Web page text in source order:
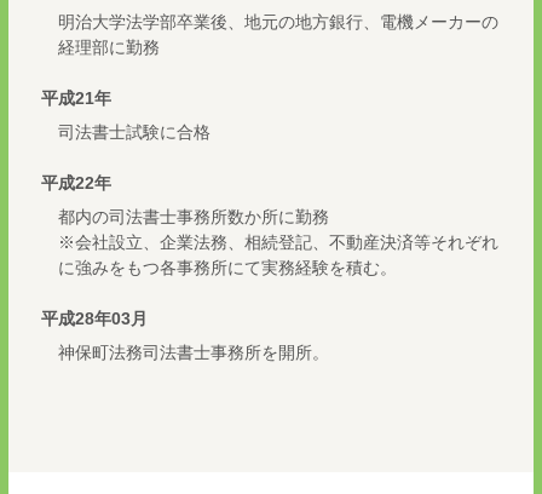
明治大学法学部卒業後、地元の地方銀行、電機メーカーの
経理部に勤務
平成21年
司法書士試験に合格
平成22年
都内の司法書士事務所数か所に勤務
※会社設立、企業法務、相続登記、不動産決済等それぞれ
に強みをもつ各事務所にて実務経験を積む。
平成28年03月
神保町法務司法書士事務所を開所。